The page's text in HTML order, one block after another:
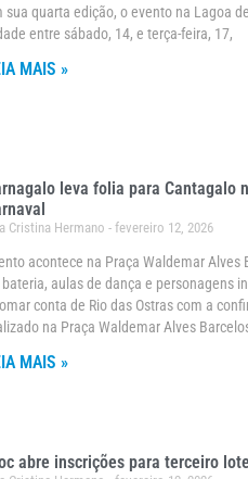
sua quarta edição, o evento na Lagoa
entre sábado, 14, e terça-feira, 17,
MAIS »
leva folia para Cantagalo
Cristina Hermano fevereiro 12, 2026
acontece na Praça Waldemar
aulas de dança e personagens
conta de Rio das Ostras com a
na Praça Waldemar Alves
MAIS »
abre inscrições para terceiro